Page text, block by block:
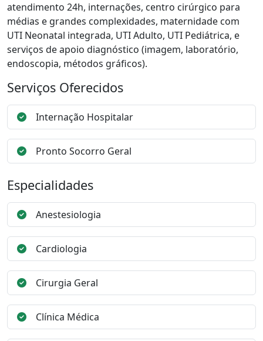
atendimento 24h, internações, centro cirúrgico para
médias e grandes complexidades, maternidade com
UTI Neonatal integrada, UTI Adulto, UTI Pediátrica, e
serviços de apoio diagnóstico (imagem, laboratório,
endoscopia, métodos gráficos).
Serviços Oferecidos
Internação Hospitalar
Pronto Socorro Geral
Especialidades
Anestesiologia
Cardiologia
Cirurgia Geral
Clínica Médica